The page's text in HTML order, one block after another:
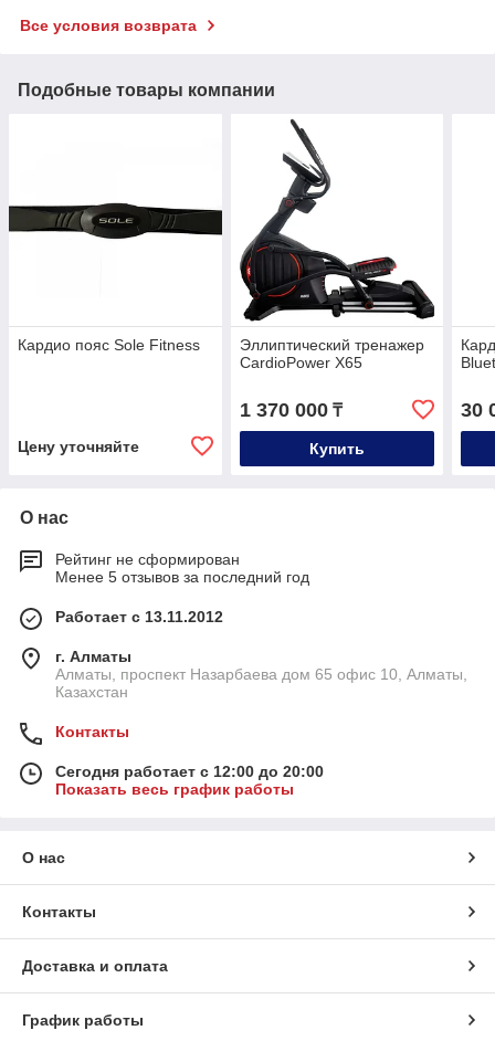
Все условия возврата
Подобные товары компании
Кардио пояс Sole Fitness
Цену уточняйте
Эллиптический тренажер
CardioPower X65
1 370 000₸
Купить
30
О нас
Рейтинг не сформирован
Менее 5 отзывов за последний год
Работает с 13.11.2012
г. Алматы
Алматы, проспект Назарбаева дом 65 офис 10, Алматы,
Казахстан
Контакты
Сегодня работает с 12:00 до 20:00
Показать весь график работы
О нас
Контакты
Доставка и оплата
График работы